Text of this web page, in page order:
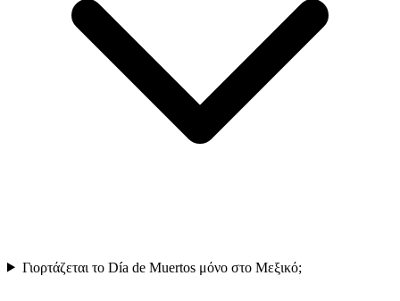
Γιορτάζεται το Día de Muertos μόνο στο Μεξικό;